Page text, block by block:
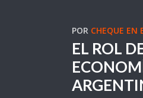
POR CHEQUE EN
EL ROL